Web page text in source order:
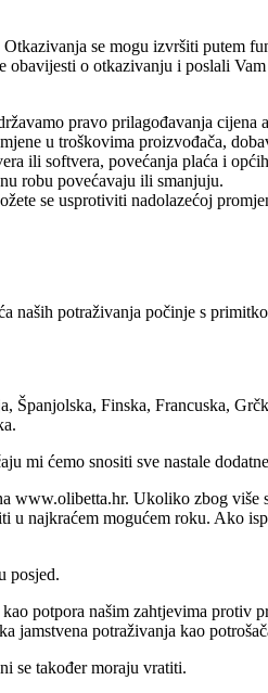
se mogu izvršiti putem
o otkazivanju i poslali
pravo prilagođavanja cijena
u troškovima proizvođača,
ili softvera, povećanja plaća i
robu povećavaju ili smanjuju.
se usprotiviti nadolazećoj
naših potraživanja počinje s
Španjolska, Finska, Francuska,
mi ćemo snositi sve nastale
www.olibetta.hr. Ukoliko zbog više
najkraćem mogućem roku. Ako
posjed.
potpora našim zahtjevima protiv
jamstvena potraživanja kao
se također moraju vratiti.